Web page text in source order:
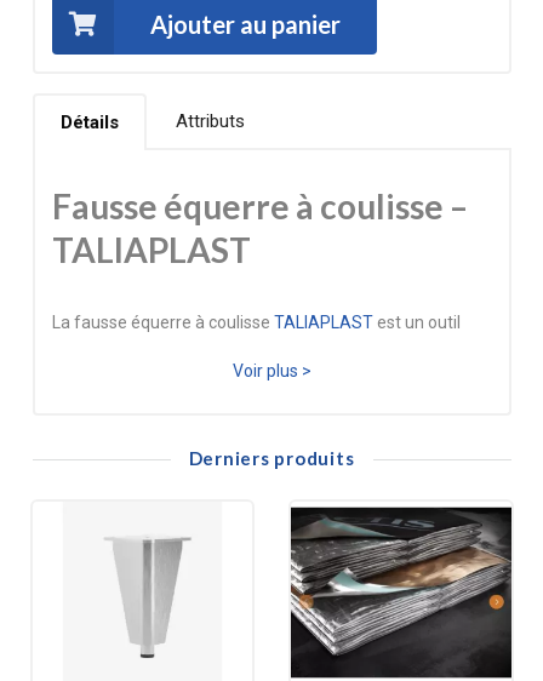
Ajouter au panier
Détails Attributs
Fausse équerre à coulisse –
TALIAPLAST
La fausse équerre à coulisse TALIAPLASTest un outil
que la lame en acier trempé garantit une excellente
L’écrou de blocage à ailettes permet un réglage rapide et
fiable de l’angle souhaité. Les 2 garnitures en laiton
renforcent la rigidité de l’ensemble et améliorent la
longévité de l’outil, tout en offrant une finition
professionnelle.
Voir plus >
Derniers produits